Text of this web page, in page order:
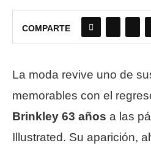
COMPARTE
La moda revive uno de
memorables con el
Brinkley 63 años a las
Illustrated. Su aparición,